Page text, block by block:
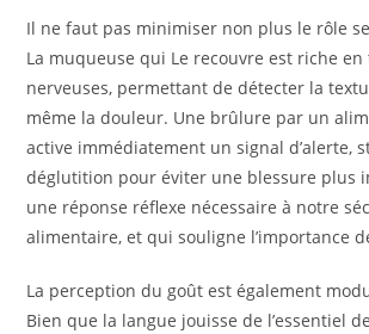
Il ne faut pas minimiser non plus le rôle
La muqueuse qui Le recouvre est riche
nerveuses, permettant de détecter la
même la douleur. Une brûlure par un
active immédiatement un signal d’alerte,
déglutition pour éviter une blessure plus
une réponse réflexe nécessaire à notre
alimentaire, et qui souligne l’importance
La perception du goût est également
Bien que la langue jouisse de l’essentiel